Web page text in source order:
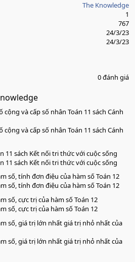
The Knowledge
1
767
24/3/23
24/3/23
0 đánh giá
cộng và cấp số nhân Toán 11 sách Cánh
cộng và cấp số nhân Toán 11 sách Cánh
11 sách Kết nối tri thức với cuộc sống
11 sách Kết nối tri thức với cuộc sống
số, tính đơn điệu của hàm số Toán 12
số, tính đơn điệu của hàm số Toán 12
số, cực trị của hàm số Toán 12
số, cực trị của hàm số Toán 12
số, giá trị lớn nhất giá trị nhỏ nhất của
số, giá trị lớn nhất giá trị nhỏ nhất của